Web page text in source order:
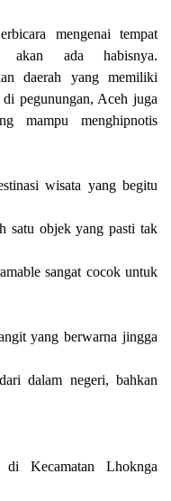
mengenai tempat
ada habisnya.
daerah yang memiliki
di pegunungan, Aceh juga
mampu menghipnotis
wisata yang begitu
satu objek yang pasti tak
sangat cocok untuk
yang berwarna jingga
dalam negeri, bahkan
Kecamatan Lhoknga